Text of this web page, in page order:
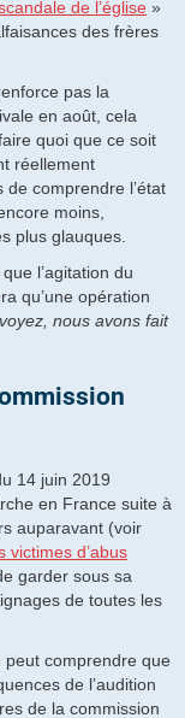
de l’église »
des frères
pas la
en août, cela
quoi que ce soit
réellement
de comprendre l’état
moins,
plus glauques.
l’agitation du
qu’une opération
nous avons fait
14 juin 2019
en France suite à
auparavant (voir
victimes d’abus
garder sous sa
de toutes les
comprendre que
de l’audition
de la commission